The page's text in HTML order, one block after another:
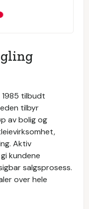
1985 tilbudt
tilbyr
av bolig og
Aktiv
kundene
salgsprosess.
over hele